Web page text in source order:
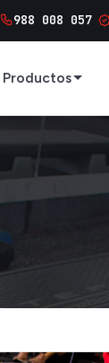
988 008 057
Productos